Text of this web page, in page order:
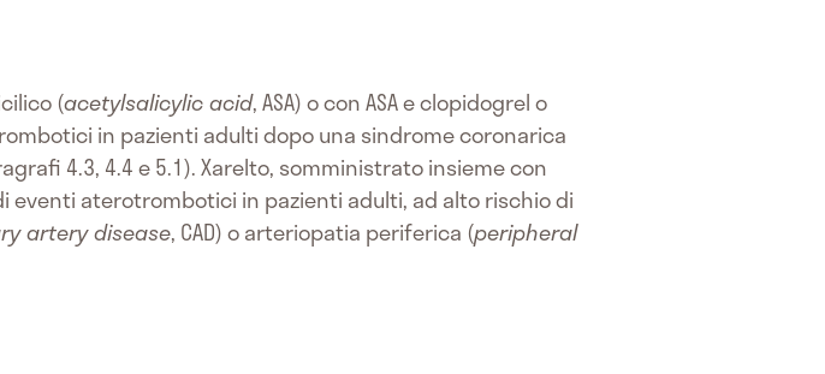
(acetylsalicylic acid, ASA) o con ASA e clopidogrel o
in pazienti adulti dopo una sindrome coronarica
4.3, 4.4 e 5.1). Xarelto, somministrato insieme con
eventi aterotrombotici in pazienti adulti, ad alto rischio di
artery disease, CAD) o arteriopatia periferica (peripheral